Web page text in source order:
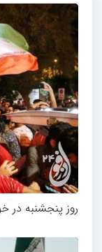
روز پنجشنبه در